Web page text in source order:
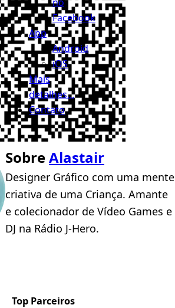
Facebook
App
Android
iOS
Mais
detalhes...
Contato
SobreAlastair
Designer Gráfico com uma mente
criativa de uma Criança. Amante
e colecionador de Vídeo Games e
DJ na Rádio J-Hero.
Top Parceiros